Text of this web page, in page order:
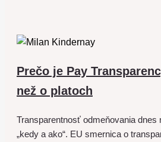
Prečo je Pay
než o platoch
Transparentnosť odmeňovania dnes
„kedy a ako“. EU smernica o